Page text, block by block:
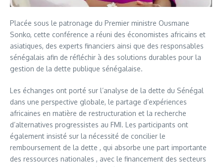
Placée sous le patronage du Premier ministre Ousmane
Sonko, cette conférence a réuni des économistes africains et
asiatiques, des experts financiers ainsi que des responsables
sénégalais afin de réfléchir à des solutions durables pour la
gestion de la dette publique sénégalaise.
Les échanges ont porté sur l’analyse de la dette du Sénégal
dans une perspective globale, le partage d’expériences
africaines en matière de restructuration et la recherche
d’alternatives progressistes au FMI. Les participants ont
également insisté sur la nécessité de concilier le
remboursement de la dette , qui absorbe une part importante
des ressources nationales , avec le financement des secteurs